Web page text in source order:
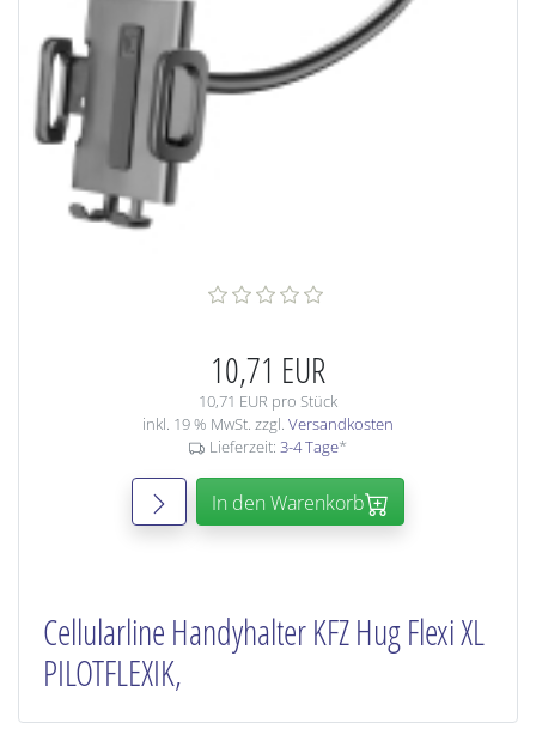
10,71 EUR
10,71 EUR pro Stück
inkl. 19 % MwSt. zzgl. Versandkosten
Lieferzeit: 3-4 Tage*
In den Warenkorb
Cellularline Handyhalter KFZ Hug Flexi XL
PILOTFLEXIK,